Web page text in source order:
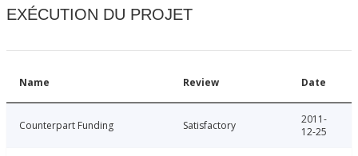
EXÉCUTION DU PROJET
Name Review Date
Counterpart Funding Satisfactory
2011-
12-25